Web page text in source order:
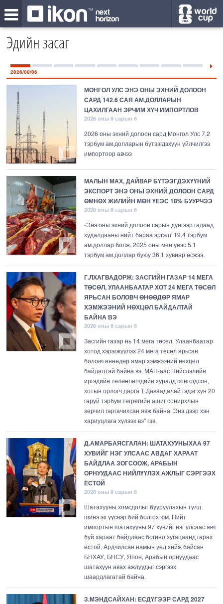
Эдийн засаг
2026/08/06
МОНГОЛ УЛС ЭНЭ ОНЫ ЭХНИЙ ДОЛООН
САРД 142.6 САЯ АМ.ДОЛЛАРЫН
ЦАХИЛГААН ЭРЧИМ ХҮЧ ИМПОРТЛОВ
2026 оны 8 сарын 6
2026 оны эхний долоон сард Монгол Улс 7.2
тэрбум ам.долларын бүтээгдэхүүн үйлчилгээ
импортоор авчээ
МАЛЫН МАХ, ДАЙВАР БҮТЭЭГДЭХҮҮНИЙ
ЭКСПОРТ ЭНЭ ОНЫ ЭХНИЙ ДОЛООН САРД
ӨМНӨХ ЖИЛИЙН МӨН ҮЕЭС 18% БУУРЧЭЭ
2026 оны 8 сарын 6
-Энэ оны эхний долоон сарын дүнгээр гадаад
худалдааны нийт бараа эргэлт 19.4 тэрбум
ам.доллар болж, 2025 оны мөн үеэс 5.1
тэрбум ам.доллар буюу 36.1 хувиар өсжээ.
Г.ЛХАГВАДОРЖ: ЗАСГИЙН ГАЗАР 14 МЕГА
ТӨСӨЛ, УЛААНБААТАР ХОТ 24 МЕГА ТӨСӨЛ
ЯРЬСАН БОЛОВЧ ӨНӨӨДӨР ЯМАР
ХЭМЖЭЭНИЙ НӨХЦӨЛ БАЙДАЛТАЙ
БАЙНА ВЭ
2026 оны 8 сарын 6
Засгийн газар нь 14 мега төсөл, Улаанбаатар
хотод хэрэгжүүлэх 24 мега төсөл ярьсан
боловч өнөөдөр ямар хэмжээний нөхцөл
байдалтай байна вэ. МАН-аас Нийслэлийн
иргэдийн төлөөлөгчдийн хуралд сонгогдсон,
хотын орлогч дарга Т.Даваадалай гэдэг хүн 20
гаруй тэрбум төгрөгийн ашиг сонирхлын
зөрчил гаргачихсан явж байна. Энэ дээр хэн
хариуцлага хүлээх вэ" гэв.
Д.АМАРБАЯСГАЛАН: ШАТАХУУНЫХАА 97
ХУВИЙГ НЭГ УЛСААС АВДАГ ХАРААТ
БАЙДЛАА ЗОГСООЖ, АРАБЫН
ОРНУУДААС НИЙЛҮҮЛЭХ АЖЛЫГ СЭРГЭЭХ
ЁСТОЙ
2026 оны 8 сарын 6
Шатахууны хомсдолыг бууруулахын тулд
шинэ эх үүсвэр бий болгох юм. Нийт
импортын шатахууны 97 хувийг нэг улсаас авч
буй хараат байдлаас богино хугацаанд гарах
ёстой. Ардчилсан намын үед хийж байсан
БНХАУ, БНСУ, Япон, Арабын орнуудаас
шатахуун авах ажлуудыг сэргээх
шаардлагатай байна.
З.МЭНДСАЙХАН: ЕСДҮГЭЭР САРД 2027